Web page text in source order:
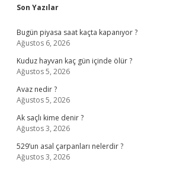
Sidebar
Son Yazılar
Bugün piyasa saat kaçta kapanıyor ?
Ağustos 6, 2026
Kuduz hayvan kaç gün içinde ölür ?
Ağustos 5, 2026
Avaz nedir ?
Ağustos 5, 2026
Ak saçlı kime denir ?
Ağustos 3, 2026
529’un asal çarpanları nelerdir ?
Ağustos 3, 2026